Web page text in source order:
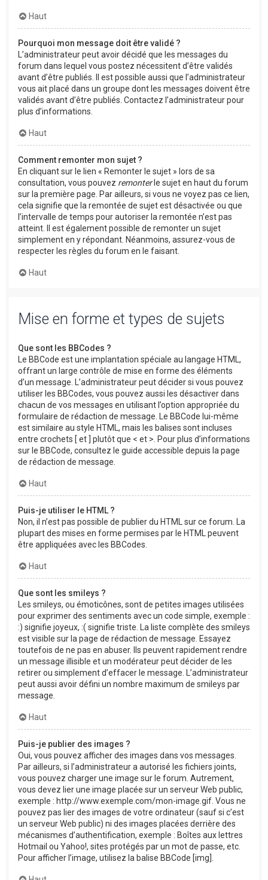
Haut
Pourquoi mon message doit être validé ?
L’administrateur peut avoir décidé que les messages du
forum dans lequel vous postez nécessitent d’être validés
avant d’être publiés. Il est possible aussi que l’administrateur
vous ait placé dans un groupe dont les messages doivent être
validés avant d’être publiés. Contactez l’administrateur pour
plus d’informations.
Haut
Comment remonter mon sujet ?
En cliquant sur le lien « Remonter le sujet » lors de sa
consultation, vous pouvez remonterle sujet en haut du forum
sur la première page. Par ailleurs, si vous ne voyez pas ce lien,
cela signifie que la remontée de sujet est désactivée ou que
l’intervalle de temps pour autoriser la remontée n’est pas
atteint. Il est également possible de remonter un sujet
simplement en y répondant. Néanmoins, assurez-vous de
respecter les règles du forum en le faisant.
Haut
Mise en forme et types de sujets
Que sont les BBCodes ?
Le BBCode est une implantation spéciale au langage HTML,
offrant un large contrôle de mise en forme des éléments
d’un message. L’administrateur peut décider si vous pouvez
utiliser les BBCodes, vous pouvez aussi les désactiver dans
chacun de vos messages en utilisant l’option appropriée du
formulaire de rédaction de message. Le BBCode lui-même
est similaire au style HTML, mais les balises sont incluses
entre crochets [ et ] plutôt que < et >. Pour plus d’informations
sur le BBCode, consultez le guide accessible depuis la page
de rédaction de message.
Haut
Puis-je utiliser le HTML ?
Non, il n’est pas possible de publier du HTML sur ce forum. La
plupart des mises en forme permises par le HTML peuvent
être appliquées avec les BBCodes.
Haut
Que sont les smileys ?
Les smileys, ou émoticônes, sont de petites images utilisées
pour exprimer des sentiments avec un code simple, exemple :
:) signifie joyeux, :( signifie triste. La liste complète des smileys
est visible sur la page de rédaction de message. Essayez
toutefois de ne pas en abuser. Ils peuvent rapidement rendre
un message illisible et un modérateur peut décider de les
retirer ou simplement d’effacer le message. L’administrateur
peut aussi avoir défini un nombre maximum de smileys par
message.
Haut
Puis-je publier des images ?
Oui, vous pouvez afficher des images dans vos messages.
Par ailleurs, si l’administrateur a autorisé les fichiers joints,
vous pouvez charger une image sur le forum. Autrement,
vous devez lier une image placée sur un serveur Web public,
exemple : http://www.exemple.com/mon-image.gif. Vous ne
pouvez pas lier des images de votre ordinateur (sauf si c’est
un serveur Web public) ni des images placées derrière des
mécanismes d’authentification, exemple : Boîtes aux lettres
Hotmail ou Yahoo!, sites protégés par un mot de passe, etc.
Pour afficher l’image, utilisez la balise BBCode [img].